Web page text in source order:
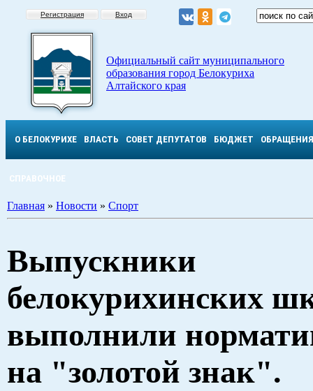
Регистрация Вход
Официальный сайт муниципального
образования город Белокуриха
Алтайского края
О БЕЛОКУРИХЕ ВЛАСТЬ СОВЕТ ДЕПУТАТОВ БЮДЖЕТ ОБРАЩЕНИЯ
СПРАВОЧНОЕ
Главная » Новости » Спорт
Выпускники
белокурихинских
выполнили
на "золотой знак".